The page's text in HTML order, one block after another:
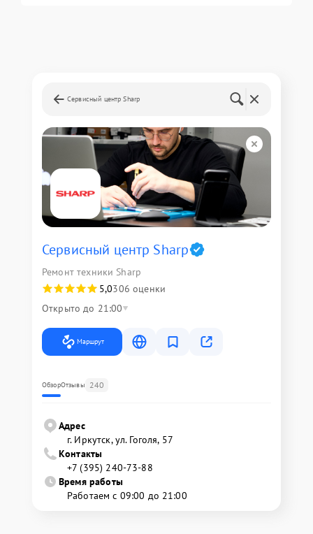
Сервисный центр Sharp
Сервисный центр Sharp
Ремонт техники Sharp
5,0306 оценки
Открыто до 21:00
Маршрут
ОбзорОтзывы 240
Адрес
г. Иркутск, ул. ​Гоголя, 57
Контакты
+7 (395) 240-73-88
Время работы
Работаем с 09:00 до 21:00